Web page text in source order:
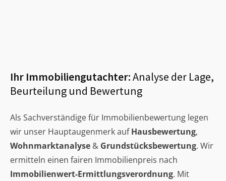
Ihr Immobiliengutachter:Analyse der Lage,
Beurteilung und Bewertung
Als Sachverständige für Immobilienbewertung legen
wir unser Hauptaugenmerk aufHausbewertung,
Wohnmarktanalyse & Grundstücksbewertung. Wir
ermitteln einen fairen Immobilienpreis nach
Immobilienwert-Ermittlungsverordnung. Mit